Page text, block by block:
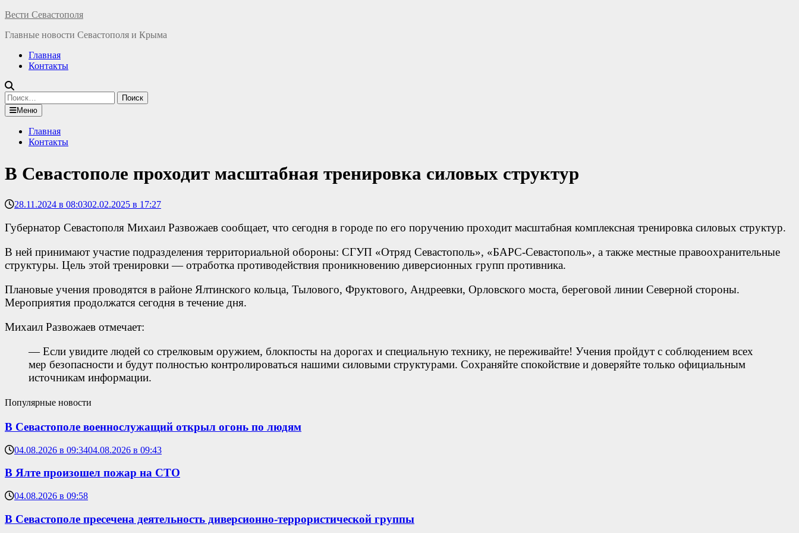
Перейти
содержимому
Вести Севастополя
Главные новости Севастополя и Крыма
Главная
Контакты
Найти:
Меню
Главная
Контакты
В Севастополе проходит масштабная тренировка силовых структур
28.11.2024 в 08:0302.02.2025 в 17:27
Губернатор Севастополя Михаил Развожаев сообщает, что сегодня в городе по его поручению проходит масштабная комплексная тренировка силовых структур.
В ней принимают участие подразделения территориальной обороны: СГУП «Отряд Севастополь», «БАРС-Севастополь», а также местные правоохранительные
структуры. Цель этой тренировки — отработка противодействия проникновению диверсионных групп противника.
Плановые учения проводятся в районе Ялтинского кольца, Тылового, Фруктового, Андреевки, Орловского моста, береговой линии Северной стороны.
Мероприятия продолжатся сегодня в течение дня.
Михаил Развожаев отмечает:
— Если увидите людей со стрелковым оружием, блокпосты на дорогах и специальную технику, не переживайте! Учения пройдут с соблюдением всех
мер безопасности и будут полностью контролироваться нашими силовыми структурами. Сохраняйте спокойствие и доверяйте только официальным
источникам информации.
Популярные новости
В Севастополе военнослужащий открыл огонь по людям
04.08.2026 в 09:3404.08.2026 в 09:43
В Ялте произошел пожар на СТО
04.08.2026 в 09:58
В Севастополе пресечена деятельность диверсионно-террористической группы